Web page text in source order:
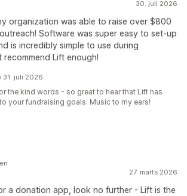
30. juli 2026
organization was able to raise over $800
Software was super easy to set-up
is incredibly simple to use during
Lift enough!
31. juli 2026
the kind words - so great to hear that Lift has
your fundraising goals. Music to my ears!
27. marts 2026
a donation app, look no further - Lift is the